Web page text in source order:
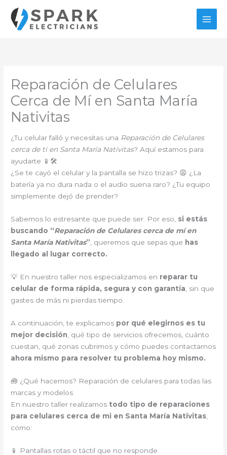
contenido
Reparación de Celulares
Cerca de Mí en Santa María
Nativitas
¿Tu celular falló y necesitas una Reparación de Celulares
cerca de ti en Santa María Nativitas? Aquí estamos para
ayudarte 📱🛠️
¿Se te cayó el celular y la pantalla se hizo trizas? 😩 ¿La
batería ya no dura nada o el audio suena raro? ¿Tu equipo
simplemente dejó de prender?
Sabemos lo estresante que puede ser. Por eso, si estás
buscando “Reparación de Celulares cerca de mí en
Santa María Nativitas” , queremos que sepas que has
llegado al lugar correcto.
💡 En nuestro taller nos especializamos en reparar tu
celular de forma rápida, segura y con garantía , sin que
gastes de más ni pierdas tiempo.
A continuación, te explicamos por qué elegirnos es tu
mejor decisión , qué tipo de servicios ofrecemos, cuánto
cuestan, qué zonas cubrimos y cómo puedes contactarnos
ahora mismo para resolver tu problema hoy mismo.
🧰 ¿Qué hacemos? Reparación de celulares para todas las
marcas y modelos
En nuestro taller realizamos todo tipo de reparaciones
para celulares cerca de mi en Santa María Nativitas
como:
📱 Pantallas rotas o táctil que no responde